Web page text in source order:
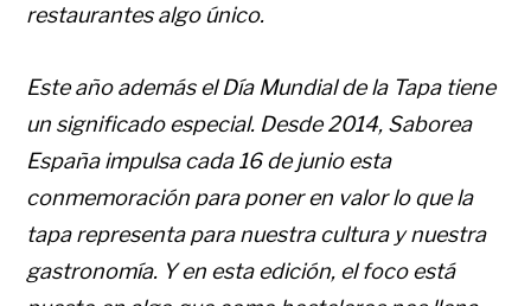
restaurantes algo único.
Este año además el Día Mundial de la Tapa tiene
un significado especial. Desde 2014, Saborea
España impulsa cada 16 de junio esta
conmemoración para poner en valor lo que la
tapa representa para nuestra cultura y nuestra
gastronomía. Y en esta edición, el foco está